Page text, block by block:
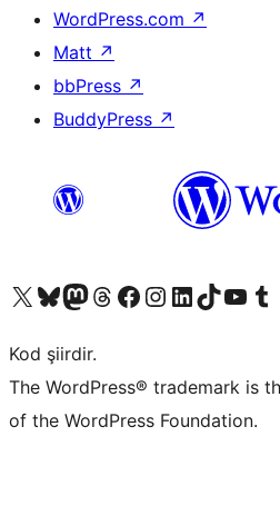
WordPress.com ↗
Matt ↗
bbPress ↗
BuddyPress ↗
X (eski Twitter) hesabımıza bakın
Bluesky hesabımızı ziyaret edinMastodon hesabımızı ziyaret edinThreads hesabımızı ziyaret edinFacebook sayfamızı ziyaret edinInstagram hesabımızı ziyaret edinLinkedIn hesabımızı ziyaret edinTikTok hesabımızı ziyaret edinYouTube kanalımızı ziyaret edin
Tumblr
Kod şiirdir.
The WordPress® trademark is
of the WordPress Foundation.